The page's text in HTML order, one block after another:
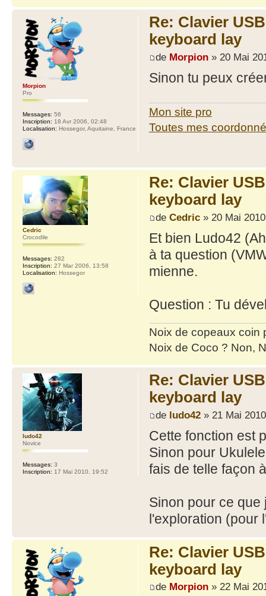
Re: Clavier
keyboard lay
de Morpion» 20 Mai
Sinon tu peux
Mon site pro
Toutes mes
Morpion
Pro
Messages: 56
Inscription: 18 Avr 2006, 02:48
Localisation: Hossegor, Aquitaine, France
Re: Clavier
keyboard lay
de Cedric» 20 Mai
Et bien Ludo42
à ta question
mienne.
Question : Tu
Noix de copeaux coin
Noix de Coco ? Non,
Cedric
Crocodile
Messages: 282
Inscription: 27 Mar 2006, 13:58
Localisation: Hossegor
Re: Clavier
keyboard lay
de ludo42» 21 Mai
Cette fonction est
Sinon pour
fais de telle façon
Sinon pour ce
l'exploration (pour
ludo42
Novice
Messages: 3
Inscription: 17 Mai 2010, 19:52
Re: Clavier
keyboard lay
de Morpion» 22 Mai